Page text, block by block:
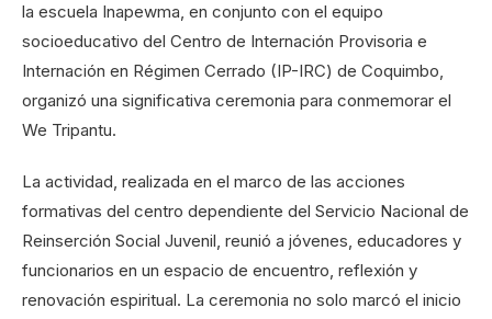
la escuela Inapewma, en conjunto con el equipo
socioeducativo del Centro de Internación Provisoria e
Internación en Régimen Cerrado (IP-IRC) de Coquimbo,
organizó una significativa ceremonia para conmemorar el
We Tripantu.
La actividad, realizada en el marco de las acciones
formativas del centro dependiente del Servicio Nacional de
Reinserción Social Juvenil, reunió a jóvenes, educadores y
funcionarios en un espacio de encuentro, reflexión y
renovación espiritual. La ceremonia no solo marcó el inicio